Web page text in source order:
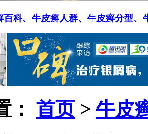
科、 牛皮癣人群、 牛皮癣分型、
： 首页> 牛皮